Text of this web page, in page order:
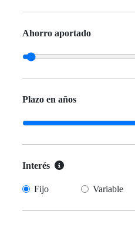
Ahorro aportado
Plazo en años
Interés
Fijo Variable